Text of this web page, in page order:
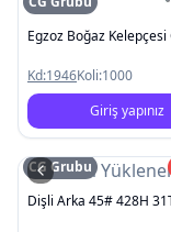
Egzoz Boğaz Kelepçesi
Kd:1946Koli:1000
Giriş yapınız
Resim
CG Grubu
Dişli Arka 45# 428H